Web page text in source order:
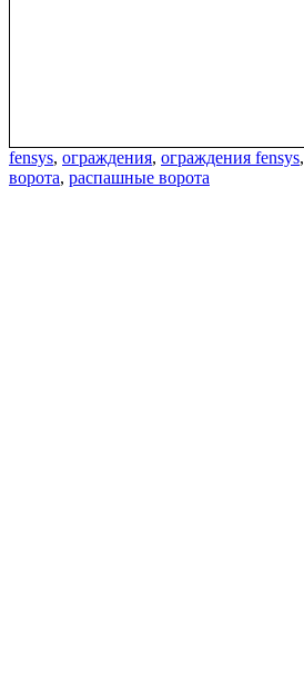
fensys, ограждения, ограждения fensys,
ворота, распашные ворота